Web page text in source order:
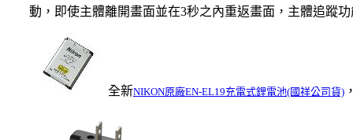
動，即使主體離開畫面並在3秒之內重返畫面，主體追蹤
全新NIKON原廠EN-EL19充電式鋰電池(國祥公司貨)